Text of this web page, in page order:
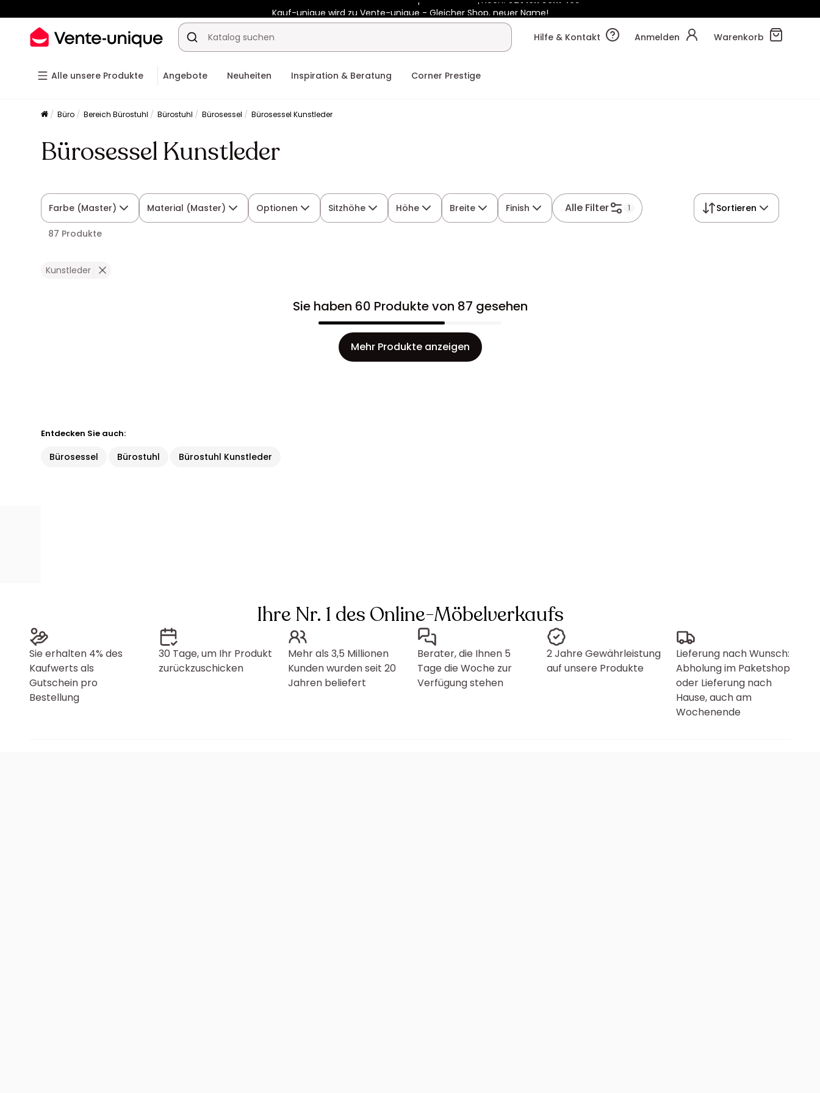
Kauf-unique wird zu Vente-unique - Gleicher Shop, neuer Name!
-10% ab 400€ mitHEAT10auf Vente-unique-Produkte Noch:02t
Hilfe & Kontakt
Anmelden Warenkorb
Alle unsere Produkte Angebote Neuheiten Inspiration & Beratung Corner Prestige
Büro Bereich Bürostuhl Bürostuhl Bürosessel Bürosessel Kunstleder
Bürosessel Kunstleder
Farbe (Master) Material (Master) Optionen Sitzhöhe Höhe Breite Finish Alle Filter 1 Sortieren
87 Produkte
Kunstleder
Sie haben 60 Produkte von 87 gesehen
Mehr Produkte anzeigen
Entdecken Sie auch:
Bürosessel Bürostuhl Bürostuhl Kunstleder
Ihre Nr. 1 des Online-Möbelverkaufs
Sie erhalten 4% des
Kaufwerts als
Gutschein pro
Bestellung
30 Tage, um Ihr Produkt
zurückzuschicken
Mehr als 3,5 Millionen
Kunden wurden seit 20
Jahren beliefert
Berater, die Ihnen 5
Tage die Woche zur
Verfügung stehen
2 Jahre Gewährleistung
auf unsere Produkte
Lieferung nach Wunsch:
Abholung im Paketshop
oder Lieferung nach
Hause, auch am
Wochenende